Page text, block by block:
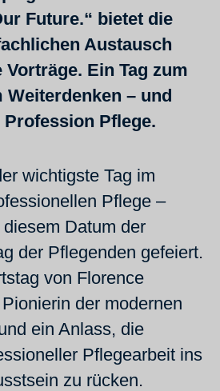
Future.“ bietet die
Austausch
Ein Tag zum
Weiterdenken – und
Pflege.
wichtigste Tag im
Pflege –
Datum der
der Pflegenden gefeiert.
von Florence
der modernen
ein Anlass, die
Pflegearbeit ins
zu rücken.